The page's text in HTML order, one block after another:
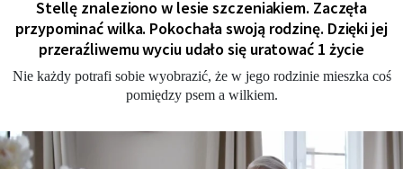
Stellę znaleziono w lesie szczeniakiem. Zaczęła
przypominać wilka. Pokochała swoją rodzinę. Dzięki jej
przeraźliwemu wyciu udało się uratować 1 życie
Nie każdy potrafi sobie wyobrazić, że w jego rodzinie mieszka coś
pomiędzy psem a wilkiem.